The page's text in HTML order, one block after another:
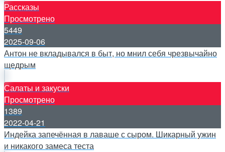
Рассказы
Просмотрено
5449
2025-09-06
Антон не вкладывался в быт, но мнил себя чрезвычайно
щедрым
Салаты и закуски
Просмотрено
1389
2022-04-21
Индейка запечённая в лаваше с сыром. Шикарный ужин
и никакого замеса теста